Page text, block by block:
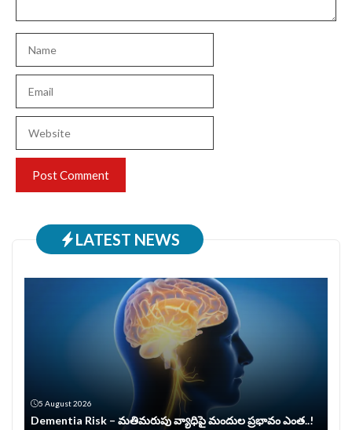
LATEST NEWS
5 August 2026
Dementia Risk – మతిమరుపు వ్యాధిపై మందుల ప్రభావం ఎంత..!